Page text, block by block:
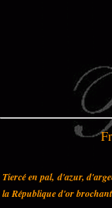
Tiercé en pal, d'azur,
la République d'or